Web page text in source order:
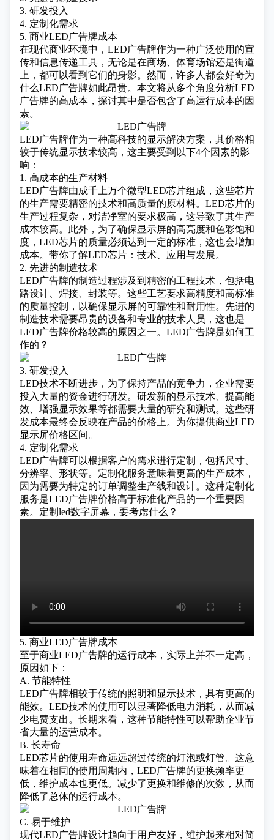
3. 研发投入
4. 定制化需求
5. 商业LED广告牌成本
在现代商业环境中，LED广告牌作为一种广泛使用的宣
传和信息传递工具，无论是在商场、体育场馆还是街道
上，都可以看到它们的身影。然而，许多人都会好奇为
什么LED广告牌如此昂贵。本文将从多个角度分析LED
广告牌的高成本，探讨其中是否包含了高运行成本的因
素。
LED广告牌作为一种高科技的显示解决方案，其价格相
较于传统显示技术较高，这主要受到以下4个因素的影
响：
1. 高成本的生产材料
LED广告牌由成千上万个微型LED芯片组成，这些芯片
的生产需要精密的技术和高质量的原材料。LED芯片的
生产过程复杂，对洁净室的要求极高，这导致了其生产
成本较高。此外，为了确保显示屏的高亮度和色彩饱和
度，LED芯片的质量必须达到一定的标准，这也会增加
成本。 带你了解LED芯片：技术、应用与发展。
2. 先进的制造技术
LED广告牌的制造过程涉及到精密的工程技术，包括电
路设计、焊接、封装等。这些工艺要求高精度和高标准
的质量控制，以确保显示屏的可靠性和耐用性。先进的
制造技术需要昂贵的设备和专业的技术人员，这也是
LED广告牌价格较高的原因之一。 LED广告牌是如何工
作的？
3. 研发投入
LED技术不断进步，为了保持产品的竞争力，企业需要
投入大量的资金进行研发。研发新的显示技术、提高能
效、增强显示效果等都需要大量的研究和测试。这些研
发成本最终会反映在产品的价格上。 为你提供商业LED
显示屏价格区间。
4. 定制化需求
LED广告牌可以根据客户的需求进行定制，包括尺寸、
分辨率、形状等。定制化服务意味着更高的生产成本，
因为需要为特定的订单调整生产线和设计。这种定制化
服务是LED广告牌价格高于标准化产品的一个重要因
素。 定制led数字屏幕，要考虑什么？
5. 商业LED广告牌成本
至于商业LED广告牌的运行成本，实际上并不一定高，
原因如下：
A. 节能特性
LED广告牌相较于传统的照明和显示技术，具有更高的
能效。LED技术的使用可以显著降低电力消耗，从而减
少电费支出。长期来看，这种节能特性可以帮助企业节
省大量的运营成本。
B. 长寿命
LED芯片的使用寿命远远超过传统的灯泡或灯管。这意
味着在相同的使用周期内，LED广告牌的更换频率更
低，维护成本也更低。减少了更换和维修的次数，从而
降低了总体的运行成本。
C. 易于维护
现代LED广告牌设计趋向于用户友好，维护起来相对简